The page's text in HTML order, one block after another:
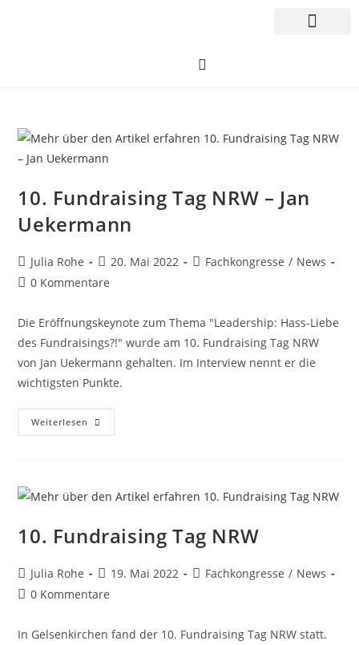
10. Fundraising Tag NRW – Jan
Uekermann
Julia Rohe 20. Mai 2022 Fachkongresse / News
0 Kommentare
Die Eröffnungskeynote zum Thema "Leadership: Hass-Liebe
des Fundraisings?!" wurde am 10. Fundraising Tag NRW
von Jan Uekermann gehalten. Im Interview nennt er die
wichtigsten Punkte.
Weiterlesen
10. Fundraising Tag NRW
Julia Rohe 19. Mai 2022 Fachkongresse / News
0 Kommentare
In Gelsenkirchen fand der 10. Fundraising Tag NRW statt.